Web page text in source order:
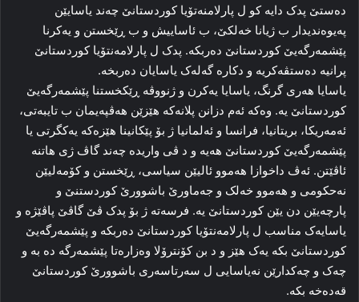
ده‌ستێ پدک دایه‌ کو ل پارلامنه‌تۆیا کوردستانێ چه‌ند یاسایێن
په‌یوه‌ندیدار ب ژیانا خه‌لکێ، ب ئاساییش و ب ڕێخستن و یه‌کرنا
پێشمه‌رگه‌یێ کوردستانێ ده‌ربکه‌. پدک ل پارلامه‌نتۆیا کوردستانێ
پرانیه‌ دەستڤەكریە و دکاره‌ گه‌له‌ک یاسایان ده‌ربخه‌.
یاسایا هه‌ری گرنگ، یاسایا یه‌کرن و ژنووڤه‌ ڕێکخستنا پێشمه‌رگه‌یێ
کوردستانێ یه‌. وه‌که‌ ئه‌م دزانن پلانه‌که‌ هێزێن هه‌ڤپه‌یمان ب تایبه‌تی،
ئەمه‌ریکا، بریتانیا، فرانسا و ئەلمانیا ژ بۆ پێکانینا هێزه‌که ‌یه‌کگرتی یا
پێشمه‌رگه‌یێ کوردستانێ هه‌یه‌ و د ڤی واریدە چه‌ند گاڤ ژی هاتنه‌
ئاڤێتن. ئه‌ڤ داخوازا هه‌موو ئالیێن سیاسی، ڕێخستن و کۆمه‌لیێن
نەحکومی و هه‌موو خه‌لک و جه‌ماورێ باشوورێ کوردستنێ و
پارچه‌یێن دن یێن کوردستانێ یه‌. فرسه‌ته‌ ژ بۆ پدک ڤێ گاڤێ پاڤێژه‌ و
یاسایه‌ک مناسب ل پارلامه‌نتۆیا کوردستانێ ده‌ربکه‌ و پێشمه‌رگه‌یێ
کوردستانێ بکه‌ یه‌ک هێز و د بن کۆنترۆلا وه‌زاره‌تا پێشمه‌رگه‌ ده‌ به‌ و
چه‌ک و چه‌کدارێن نه‌یاسایی ل سه‌رتاسه‌ری باشوورێ کوردستانێ
قه‌ده‌خه‌ بکه‌.